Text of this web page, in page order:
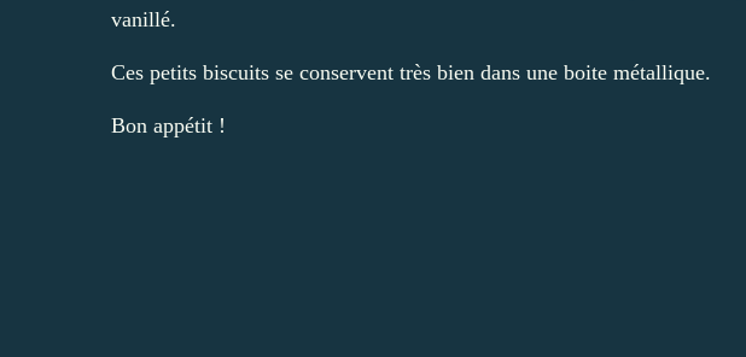
vanillé.
Ces petits biscuits se conservent très bien dans une boite métallique.
Bon appétit !